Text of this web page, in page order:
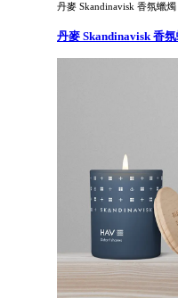
丹麥 Skandinavisk 香氛蠟
丹麥 Skandinavisk 香